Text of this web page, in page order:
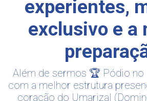
experientes,
exclusivo e a
Além de sermos 🏆 Pódio no
com a melhor estrutura
coração do Umarizal